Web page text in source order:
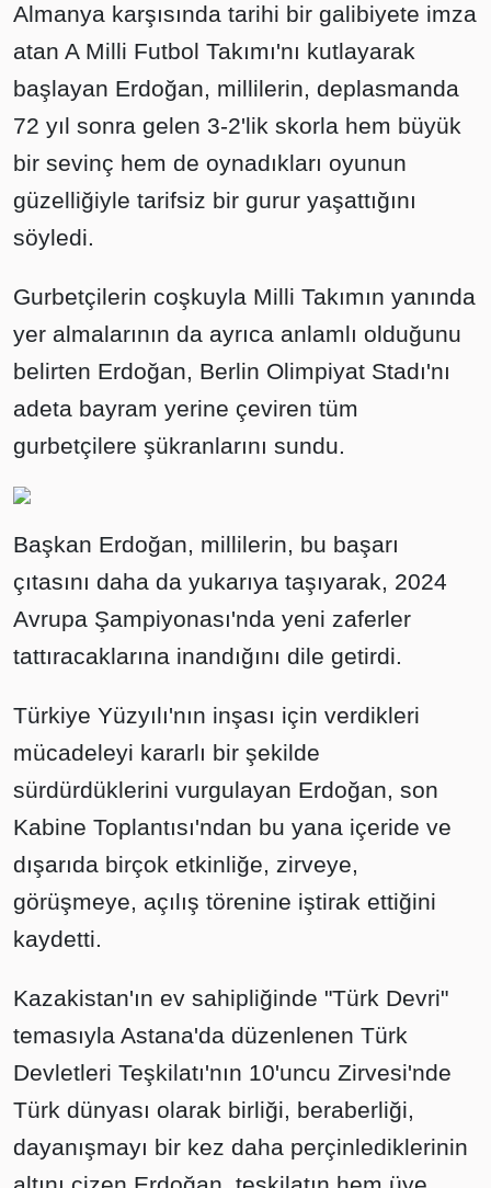
Almanya karşısında tarihi bir galibiyete imza
atan A Milli Futbol Takımı'nı kutlayarak
başlayan Erdoğan, millilerin, deplasmanda
72 yıl sonra gelen 3-2'lik skorla hem büyük
bir sevinç hem de oynadıkları oyunun
güzelliğiyle tarifsiz bir gurur yaşattığını
söyledi.
Gurbetçilerin coşkuyla Milli Takımın yanında
yer almalarının da ayrıca anlamlı olduğunu
belirten Erdoğan, Berlin Olimpiyat Stadı'nı
adeta bayram yerine çeviren tüm
gurbetçilere şükranlarını sundu.
Başkan Erdoğan, millilerin, bu başarı
çıtasını daha da yukarıya taşıyarak, 2024
Avrupa Şampiyonası'nda yeni zaferler
tattıracaklarına inandığını dile getirdi.
Türkiye Yüzyılı'nın inşası için verdikleri
mücadeleyi kararlı bir şekilde
sürdürdüklerini vurgulayan Erdoğan, son
Kabine Toplantısı'ndan bu yana içeride ve
dışarıda birçok etkinliğe, zirveye,
görüşmeye, açılış törenine iştirak ettiğini
kaydetti.
Kazakistan'ın ev sahipliğinde "Türk Devri"
temasıyla Astana'da düzenlenen Türk
Devletleri Teşkilatı'nın 10'uncu Zirvesi'nde
Türk dünyası olarak birliği, beraberliği,
dayanışmayı bir kez daha perçinlediklerinin